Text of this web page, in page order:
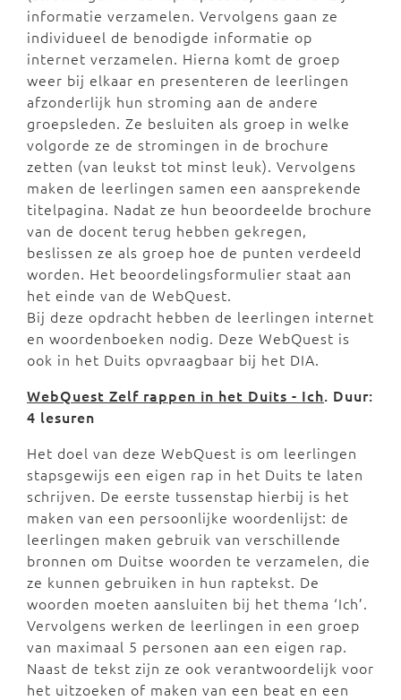
informatie verzamelen. Vervolgens gaan ze
individueel de benodigde informatie op
internet verzamelen. Hierna komt de groep
weer bij elkaar en presenteren de leerlingen
afzonderlijk hun stroming aan de andere
groepsleden. Ze besluiten als groep in welke
volgorde ze de stromingen in de brochure
zetten (van leukst tot minst leuk). Vervolgens
maken de leerlingen samen een aansprekende
titelpagina. Nadat ze hun beoordeelde brochure
van de docent terug hebben gekregen,
beslissen ze als groep hoe de punten verdeeld
worden. Het beoordelingsformulier staat aan
het einde van de WebQuest.
Bij deze opdracht hebben de leerlingen internet
en woordenboeken nodig. Deze WebQuest is
ook in het Duits opvraagbaar bij het DIA.
WebQuest Zelf rappen in het Duits - Ich. Duur:
4 lesuren
Het doel van deze WebQuest is om leerlingen
stapsgewijs een eigen rap in het Duits te laten
schrijven. De eerste tussenstap hierbij is het
maken van een persoonlijke woordenlijst: de
leerlingen maken gebruik van verschillende
bronnen om Duitse woorden te verzamelen, die
ze kunnen gebruiken in hun raptekst. De
woorden moeten aansluiten bij het thema ‘Ich’.
Vervolgens werken de leerlingen in een groep
van maximaal 5 personen aan een eigen rap.
Naast de tekst zijn ze ook verantwoordelijk voor
het uitzoeken of maken van een beat en een